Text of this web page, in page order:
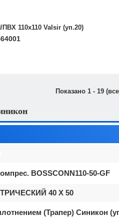
110x110 Valsir (уп.20)
Показано 1 - 19
BOSSCONN110-50-GF
40 Х 50
(Трапер) Синикон